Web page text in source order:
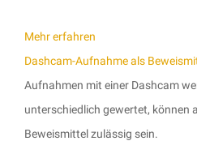
Mehr erfahren
Dashcam-Aufnahme als
Aufnahmen mit einer Dashcam
unterschiedlich gewertet, können
Beweismittel zulässig sein.